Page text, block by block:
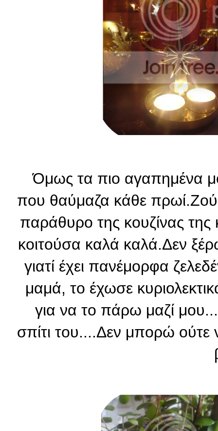
Όμως τα πιο αγαπημένα
που θαύμαζα κάθε
παράθυρο της κουζίνας
κοιτούσα καλά καλά.Δεν
γιατί έχει πανέμορφα
μαμά, το έχωσε
για να το πάρω μαζί
σπίτι του....Δεν μπορώ